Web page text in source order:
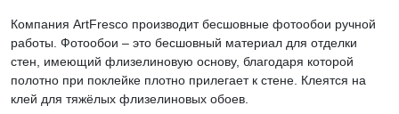
Компания ArtFresco производит бесшовные фотообои ручной
работы. Фотообои – это бесшовный материал для отделки
стен, имеющий флизелиновую основу, благодаря которой
полотно при поклейке плотно прилегает к стене. Клеятся на
клей для тяжёлых флизелиновых обоев.